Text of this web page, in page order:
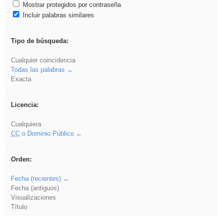
Mostrar protegidos por contraseña
Incluir palabras similares
Tipo de búsqueda:
Cualquier coincidencia
Todas las palabras
Exacta
Licencia:
Cualquiera
CCo Dominio Público
Orden:
Fecha (recientes)
Fecha (antiguos)
Visualizaciones
Título